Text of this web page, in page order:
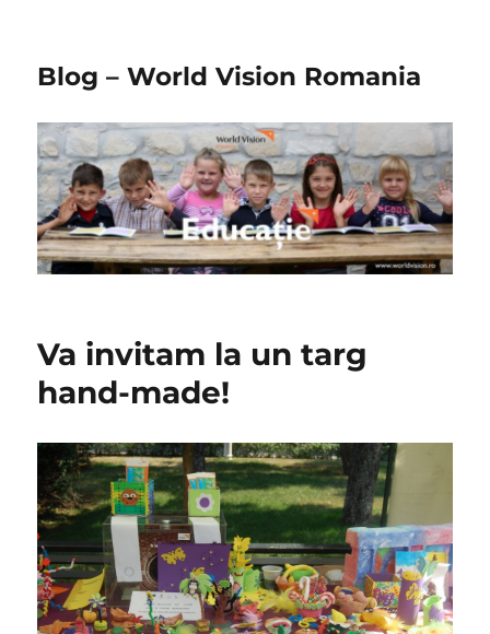
Blog – World Vision Romania
Va invitam la un targ
hand-made!